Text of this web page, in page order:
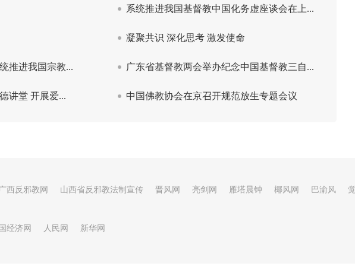
西反邪教网 山西省反邪教法制宣传 晋风网 亮剑网 雁塔晨钟 椰风网 巴渝风
经济网 人民网 新华网